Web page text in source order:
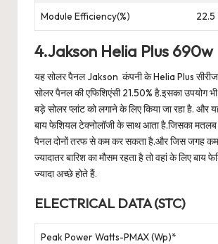
Module Efficiency(%) 22.5
4.Jakson Helia Plus 690w
यह सोलर पैनल Jakson कंपनी के Helia Plus
सोलर पैनल की एफिशिएंसी 21.50% है.इसका उपयोग
बड़े सोलर प्लांट को लगाने के लिए किया जा रहा है. और
बाय फेशियल टेक्नोलॉजी के साथ आता है.जिसका
पैनल दोनों तरफ से कम कर सकता है.और जिस जगह कम
ज्यादातर बारिश का मौसम रहता है तो वहां के लिए
ज्यादा अच्छे होते हैं.
ELECTRICAL DATA (STC)
Peak Power Watts-PMAX (Wp)*